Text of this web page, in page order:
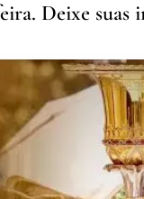
Deixe suas